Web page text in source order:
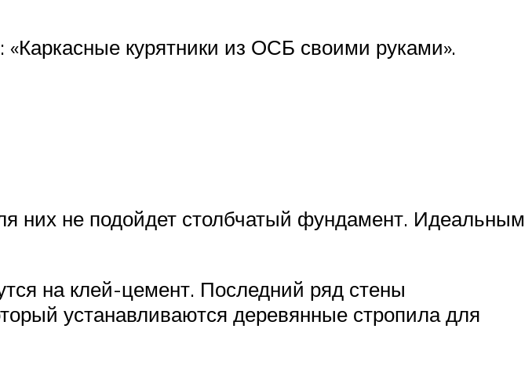
«Каркасные курятники из ОСБ своими руками».
них не подойдет столбчатый фундамент. Идеальным
на клей-цемент. Последний ряд стены
устанавливаются деревянные стропила для